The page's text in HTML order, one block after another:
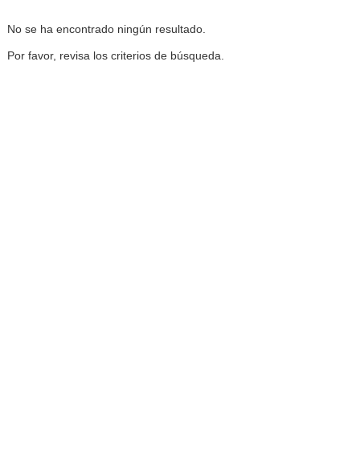
No se ha encontrado ningún resultado.
Por favor, revisa los criterios de búsqueda.